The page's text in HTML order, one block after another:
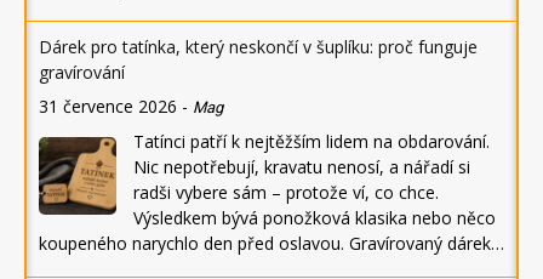
Dárek pro tatínka, který neskončí v šuplíku: proč funguje
gravírování
31 července 2026 - Mag
Tatínci patří k nejtěžším lidem na obdarování.
Nic nepotřebují, kravatu nenosí, a nářadí si
radši vybere sám – protože ví, co chce.
Výsledkem bývá ponožková klasika nebo něco
koupeného narychlo den před oslavou. Gravírovaný dárek…